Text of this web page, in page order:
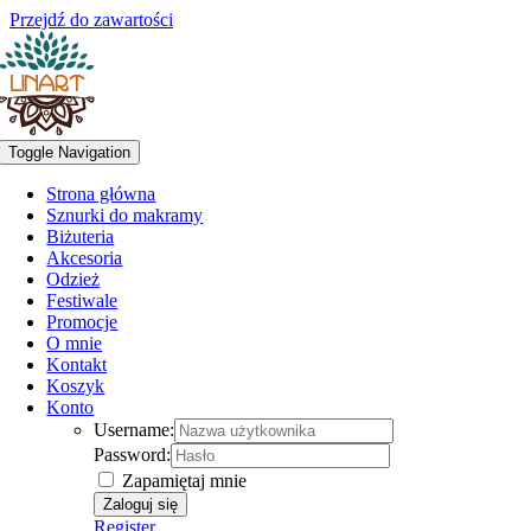
Przejdź do zawartości
Toggle Navigation
Strona główna
Sznurki do makramy
Biżuteria
Akcesoria
Odzież
Festiwale
Promocje
O mnie
Kontakt
Koszyk
Konto
Username:
Password:
Zapamiętaj mnie
Register